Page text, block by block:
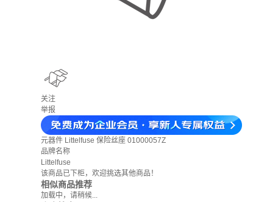
关注
举报
元器件 Littelfuse 保险丝座 01000057Z
品牌名称
Littelfuse
该商品已下柜，欢迎挑选其他商品！
相似商品推荐
加载中，请稍候...